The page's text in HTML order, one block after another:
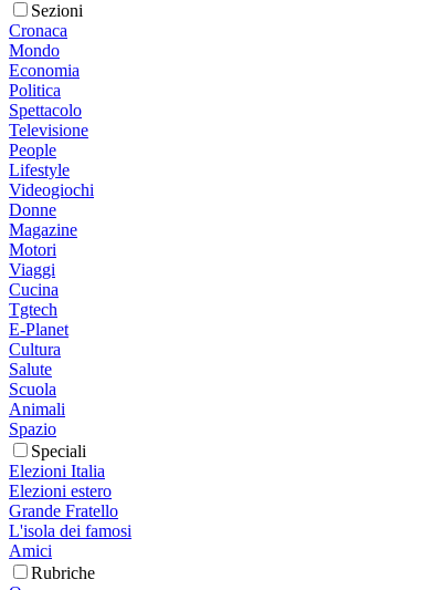
Sezioni
Cronaca
Mondo
Economia
Politica
Spettacolo
Televisione
People
Lifestyle
Videogiochi
Donne
Magazine
Motori
Viaggi
Cucina
Tgtech
E-Planet
Cultura
Salute
Scuola
Animali
Spazio
Speciali
Elezioni Italia
Elezioni estero
Grande Fratello
L'isola dei famosi
Amici
Rubriche